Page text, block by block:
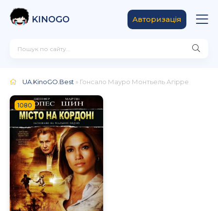
KINOGO Авторизація
UA.KinoGO.Best » Гонсало Мауро Монтьель Агірре
1080